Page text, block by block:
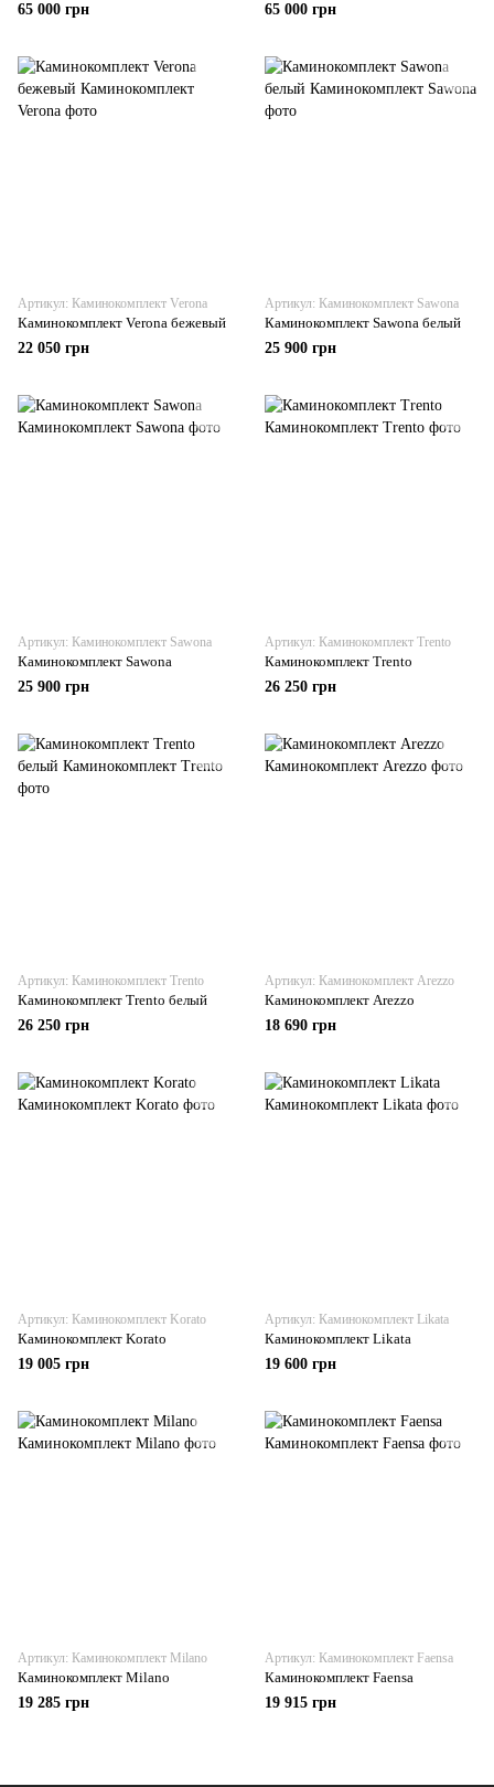
65 000 грн
65 000 грн
Артикул: Каминокомплект Verona
Каминокомплект Verona бежевый
22 050 грн
Артикул: Каминокомплект Sawona
Каминокомплект Sawona белый
25 900 грн
Артикул: Каминокомплект Sawona
Каминокомплект Sawona
25 900 грн
Артикул: Каминокомплект Trento
Каминокомплект Trento
26 250 грн
Артикул: Каминокомплект Trento
Каминокомплект Trento белый
26 250 грн
Артикул: Каминокомплект Arezzo
Каминокомплект Arezzo
18 690 грн
Артикул: Каминокомплект Korato
Каминокомплект Korato
19 005 грн
Артикул: Каминокомплект Likata
Каминокомплект Likata
19 600 грн
Артикул: Каминокомплект Milano
Каминокомплект Milano
19 285 грн
Артикул: Каминокомплект Faensa
Каминокомплект Faensa
19 915 грн